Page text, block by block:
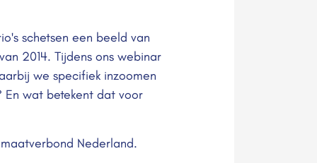
schetsen een beeld van
2014. Tijdens ons webinar
we specifiek inzoomen
En wat betekent dat voor
Nederland.